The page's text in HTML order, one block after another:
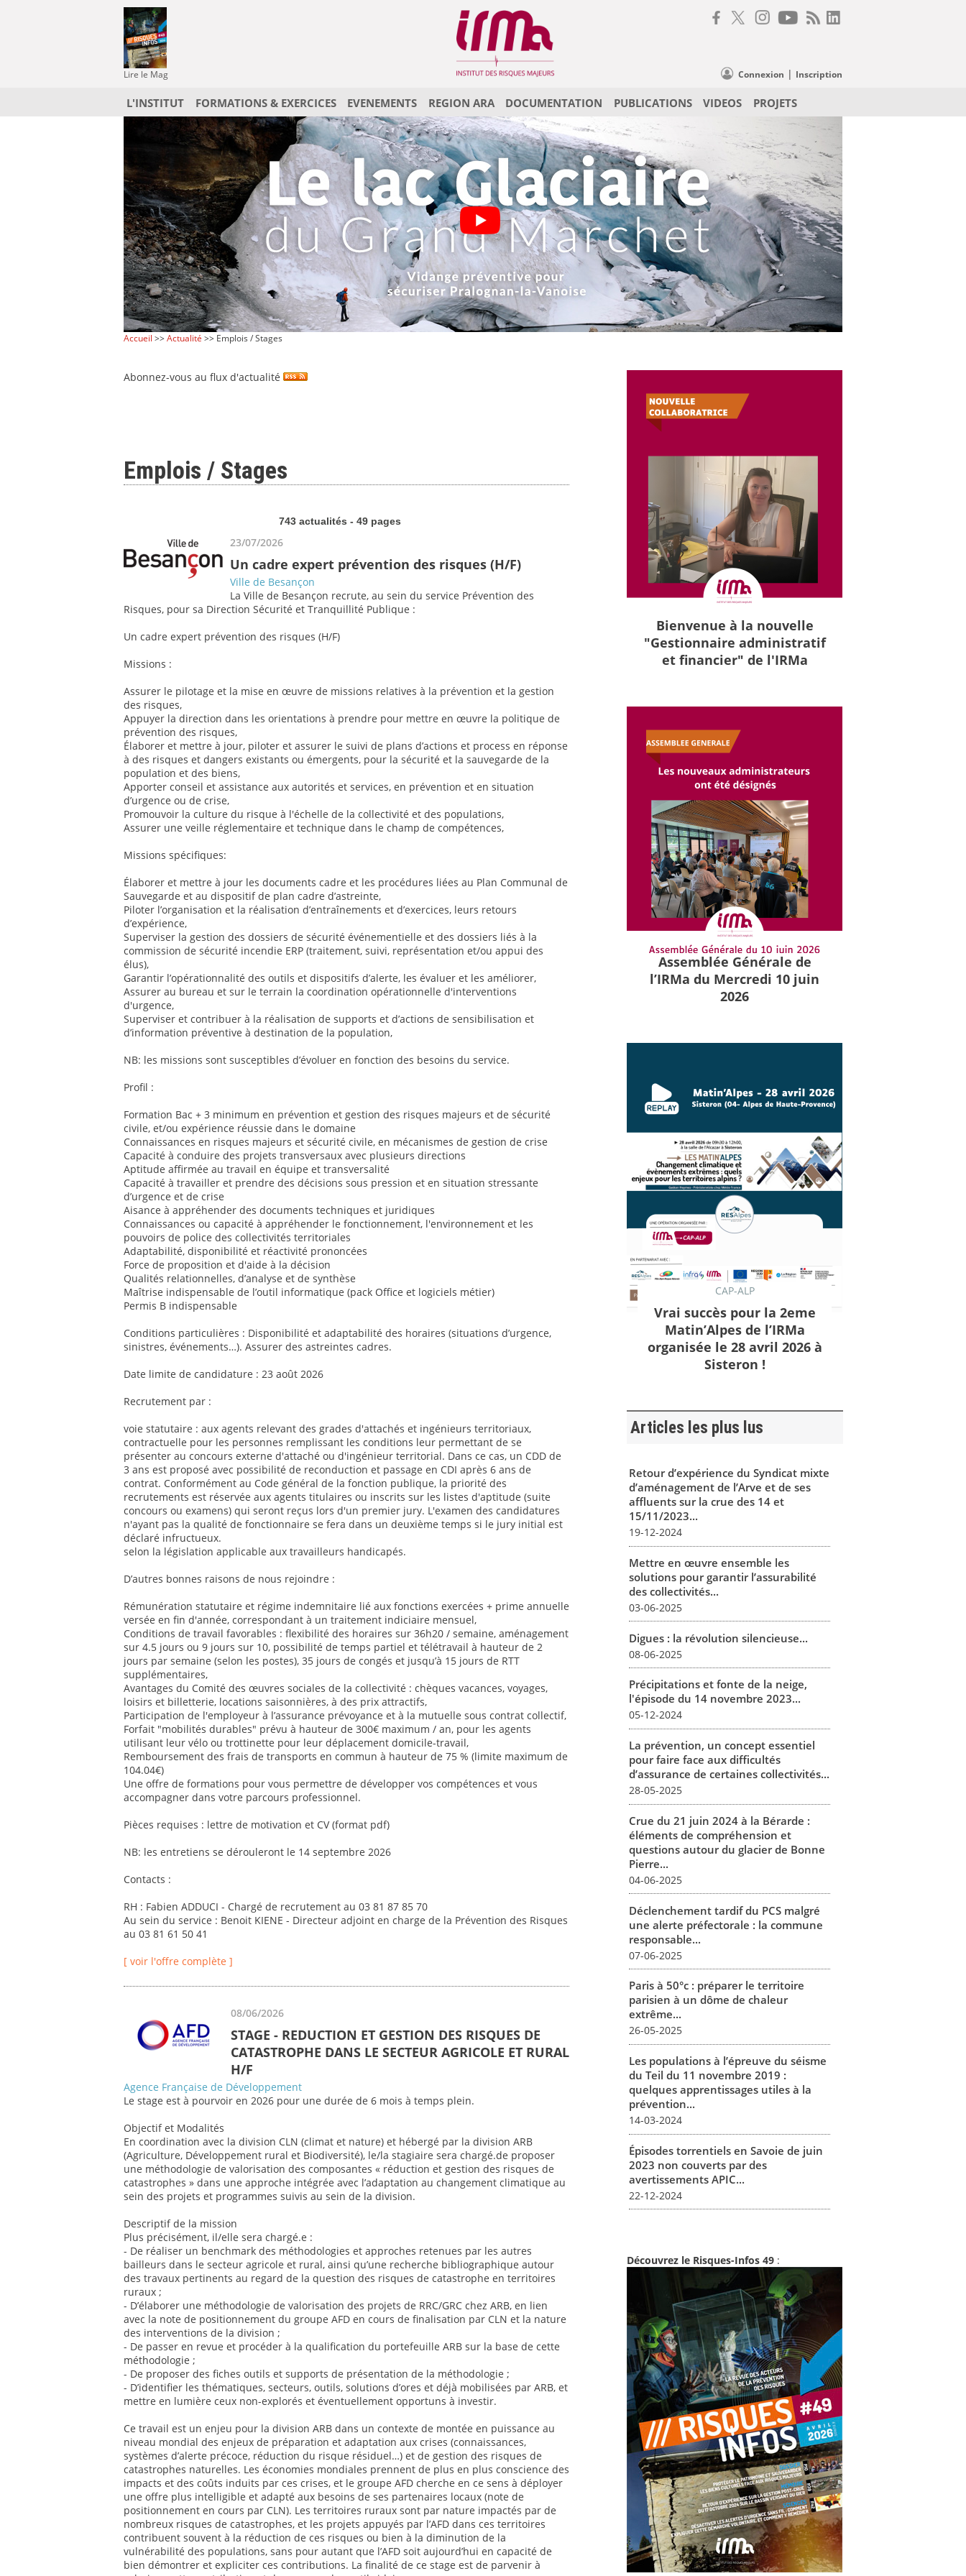
Lire le Mag Connexion | Inscription
L'INSTITUT FORMATIONS & EXERCICES EVENEMENTS REGION ARA DOCUMENTATION PUBLICATIONS VIDEOS PROJETS
Accueil >>Actualité >> Emplois / Stages
Abonnez-vous au flux d'actualité
Emplois / Stages
743 actualités - 49 pages
23/07/2026
Un cadre expert prévention des risques (H/F)
Ville de Besançon
La Ville de Besançon recrute, au sein du service Prévention des
Risques, pour sa Direction Sécurité et Tranquillité Publique :
Un cadre expert prévention des risques (H/F)
Missions :
Assurer le pilotage et la mise en œuvre de missions relatives à la prévention et la gestion
des risques,
Appuyer la direction dans les orientations à prendre pour mettre en œuvre la politique de
prévention des risques,
Élaborer et mettre à jour, piloter et assurer le suivi de plans d’actions et process en réponse
à des risques et dangers existants ou émergents, pour la sécurité et la sauvegarde de la
population et des biens,
Apporter conseil et assistance aux autorités et services, en prévention et en situation
d’urgence ou de crise,
Promouvoir la culture du risque à l'échelle de la collectivité et des populations,
Assurer une veille réglementaire et technique dans le champ de compétences,
Missions spécifiques:
Élaborer et mettre à jour les documents cadre et les procédures liées au Plan Communal de
Sauvegarde et au dispositif de plan cadre d’astreinte,
Piloter l’organisation et la réalisation d’entraînements et d’exercices, leurs retours
d’expérience,
Superviser la gestion des dossiers de sécurité événementielle et des dossiers liés à la
commission de sécurité incendie ERP (traitement, suivi, représentation et/ou appui des
élus),
Garantir l’opérationnalité des outils et dispositifs d’alerte, les évaluer et les améliorer,
Assurer au bureau et sur le terrain la coordination opérationnelle d'interventions
d'urgence,
Superviser et contribuer à la réalisation de supports et d’actions de sensibilisation et
d’information préventive à destination de la population,
NB: les missions sont susceptibles d’évoluer en fonction des besoins du service.
Profil :
Formation Bac + 3 minimum en prévention et gestion des risques majeurs et de sécurité
civile, et/ou expérience réussie dans le domaine
Connaissances en risques majeurs et sécurité civile, en mécanismes de gestion de crise
Capacité à conduire des projets transversaux avec plusieurs directions
Aptitude affirmée au travail en équipe et transversalité
Capacité à travailler et prendre des décisions sous pression et en situation stressante
d’urgence et de crise
Aisance à appréhender des documents techniques et juridiques
Connaissances ou capacité à appréhender le fonctionnement, l'environnement et les
pouvoirs de police des collectivités territoriales
Adaptabilité, disponibilité et réactivité prononcées
Force de proposition et d'aide à la décision
Qualités relationnelles, d’analyse et de synthèse
Maîtrise indispensable de l’outil informatique (pack Office et logiciels métier)
Permis B indispensable
Conditions particulières : Disponibilité et adaptabilité des horaires (situations d’urgence,
sinistres, événements…). Assurer des astreintes cadres.
Date limite de candidature : 23 août 2026
Recrutement par :
voie statutaire : aux agents relevant des grades d'attachés et ingénieurs territoriaux,
contractuelle pour les personnes remplissant les conditions leur permettant de se
présenter au concours externe d'attaché ou d'ingénieur territorial. Dans ce cas, un CDD de
3 ans est proposé avec possibilité de reconduction et passage en CDI après 6 ans de
contrat. Conformément au Code général de la fonction publique, la priorité des
recrutements est réservée aux agents titulaires ou inscrits sur les listes d'aptitude (suite
concours ou examens) qui seront reçus lors d'un premier jury. L'examen des candidatures
n'ayant pas la qualité de fonctionnaire se fera dans un deuxième temps si le jury initial est
déclaré infructueux.
selon la législation applicable aux travailleurs handicapés.
D’autres bonnes raisons de nous rejoindre :
Rémunération statutaire et régime indemnitaire lié aux fonctions exercées + prime annuelle
versée en fin d'année, correspondant à un traitement indiciaire mensuel,
Conditions de travail favorables : flexibilité des horaires sur 36h20 / semaine, aménagement
sur 4.5 jours ou 9 jours sur 10, possibilité de temps partiel et télétravail à hauteur de 2
jours par semaine (selon les postes), 35 jours de congés et jusqu’à 15 jours de RTT
supplémentaires,
Avantages du Comité des œuvres sociales de la collectivité : chèques vacances, voyages,
loisirs et billetterie, locations saisonnières, à des prix attractifs,
Participation de l'employeur à l’assurance prévoyance et à la mutuelle sous contrat collectif,
Forfait "mobilités durables" prévu à hauteur de 300€ maximum / an, pour les agents
utilisant leur vélo ou trottinette pour leur déplacement domicile-travail,
Remboursement des frais de transports en commun à hauteur de 75 % (limite maximum de
104.04€)
Une offre de formations pour vous permettre de développer vos compétences et vous
accompagner dans votre parcours professionnel.
Pièces requises : lettre de motivation et CV (format pdf)
NB: les entretiens se dérouleront le 14 septembre 2026
Contacts :
RH : Fabien ADDUCI - Chargé de recrutement au 03 81 87 85 70
Au sein du service : Benoit KIENE - Directeur adjoint en charge de la Prévention des Risques
au 03 81 61 50 41
[ voir l'offre complète ]
08/06/2026
STAGE - REDUCTION ET GESTION DES RISQUES DE
CATASTROPHE DANS LE SECTEUR AGRICOLE ET RURAL
H/F
Agence Française de Développement
Le stage est à pourvoir en 2026 pour une durée de 6 mois à temps plein.
Objectif et Modalités
En coordination avec la division CLN (climat et nature) et hébergé par la division ARB
(Agriculture, Développement rural et Biodiversité), le/la stagiaire sera chargé.de proposer
une méthodologie de valorisation des composantes « réduction et gestion des risques de
catastrophes » dans une approche intégrée avec l’adaptation au changement climatique au
sein des projets et programmes suivis au sein de la division.
Descriptif de la mission
Plus précisément, il/elle sera chargé.e :
- De réaliser un benchmark des méthodologies et approches retenues par les autres
bailleurs dans le secteur agricole et rural, ainsi qu’une recherche bibliographique autour
des travaux pertinents au regard de la question des risques de catastrophe en territoires
ruraux ;
- D’élaborer une méthodologie de valorisation des projets de RRC/GRC chez ARB, en lien
avec la note de positionnement du groupe AFD en cours de finalisation par CLN et la nature
des interventions de la division ;
- De passer en revue et procéder à la qualification du portefeuille ARB sur la base de cette
méthodologie ;
- De proposer des fiches outils et supports de présentation de la méthodologie ;
- D’identifier les thématiques, secteurs, outils, solutions d’ores et déjà mobilisées par ARB, et
mettre en lumière ceux non-explorés et éventuellement opportuns à investir.
Ce travail est un enjeu pour la division ARB dans un contexte de montée en puissance au
niveau mondial des enjeux de préparation et adaptation aux crises (connaissances,
systèmes d’alerte précoce, réduction du risque résiduel…) et de gestion des risques de
catastrophes naturelles. Les économies mondiales prennent de plus en plus conscience des
impacts et des coûts induits par ces crises, et le groupe AFD cherche en ce sens à déployer
une offre plus intelligible et adapté aux besoins de ses partenaires locaux (note de
positionnement en cours par CLN). Les territoires ruraux sont par nature impactés par de
nombreux risques de catastrophes, et les projets appuyés par l’AFD dans ces territoires
contribuent souvent à la réduction de ces risques ou bien à la diminution de la
vulnérabilité des populations, sans pour autant que l’AFD soit aujourd’hui en capacité de
bien démontrer et expliciter ces contributions. La finalité de ce stage est de parvenir à
Bienvenue à la nouvelle
"Gestionnaire administratif
et financier" de l'IRMa
Assemblée Générale de
l’IRMa du Mercredi 10 juin
2026
CAP-ALP
Vrai succès pour la 2eme
Matin’Alpes de l’IRMa
organisée le 28 avril 2026 à
Sisteron !
Articles les plus lus
Retour d’expérience du Syndicat mixte
d’aménagement de l’Arve et de ses
affluents sur la crue des 14 et
15/11/2023...
19-12-2024
Mettre en œuvre ensemble les
solutions pour garantir l’assurabilité
des collectivités...
03-06-2025
Digues : la révolution silencieuse...
08-06-2025
Précipitations et fonte de la neige,
l'épisode du 14 novembre 2023...
05-12-2024
La prévention, un concept essentiel
pour faire face aux difficultés
d’assurance de certaines collectivités...
28-05-2025
Crue du 21 juin 2024 à la Bérarde :
éléments de compréhension et
questions autour du glacier de Bonne
Pierre...
04-06-2025
Déclenchement tardif du PCS malgré
une alerte préfectorale : la commune
responsable...
07-06-2025
Paris à 50°c : préparer le territoire
parisien à un dôme de chaleur
extrême...
26-05-2025
Les populations à l’épreuve du séisme
du Teil du 11 novembre 2019 :
quelques apprentissages utiles à la
prévention...
14-03-2024
Épisodes torrentiels en Savoie de juin
2023 non couverts par des
avertissements APIC...
22-12-2024
Découvrez le Risques-Infos 49 :